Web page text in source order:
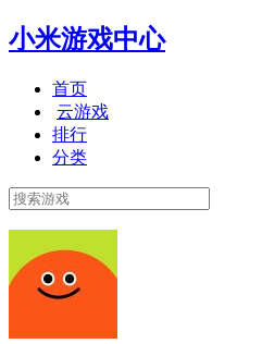
小米游戏中心
首页
云游戏
排行
分类